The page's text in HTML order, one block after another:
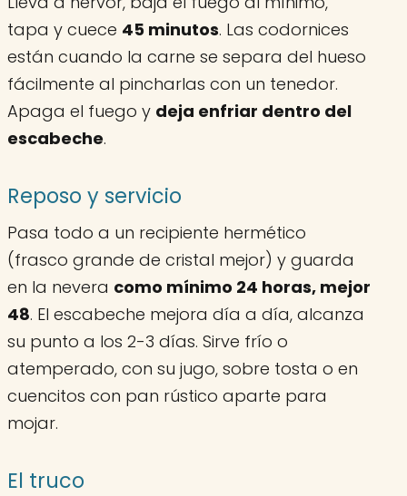
tapa y cuece 45 minutos. Las codornices
están cuando la carne se separa del hueso
fácilmente al pincharlas con un tenedor.
Apaga el fuego y deja enfriar dentro del
escabeche.
Reposo y servicio
Pasa todo a un recipiente hermético
(frasco grande de cristal mejor) y guarda
en la nevera como mínimo 24 horas, mejor
48. El escabeche mejora día a día, alcanza
su punto a los 2-3 días. Sirve frío o
atemperado, con su jugo, sobre tosta o en
cuencitos con pan rústico aparte para
mojar.
El truco